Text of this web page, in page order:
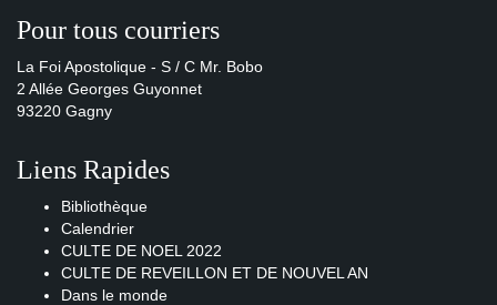
Pour tous courriers
La Foi Apostolique - S / C Mr. Bobo
2 Allée Georges Guyonnet
93220 Gagny
Liens Rapides
Bibliothèque
Calendrier
CULTE DE NOEL 2022
CULTE DE REVEILLON ET DE NOUVEL AN
Dans le monde